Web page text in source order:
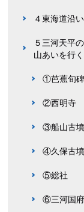
４東海道沿
５三河天平
山あいを行く
①芭蕉旬碑
②西明寺
③船山古墳
④久保古墳
⑤総社
⑥三河国